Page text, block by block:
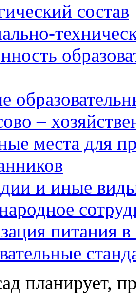
состав
–
места для
и иные
питания в
планирует,